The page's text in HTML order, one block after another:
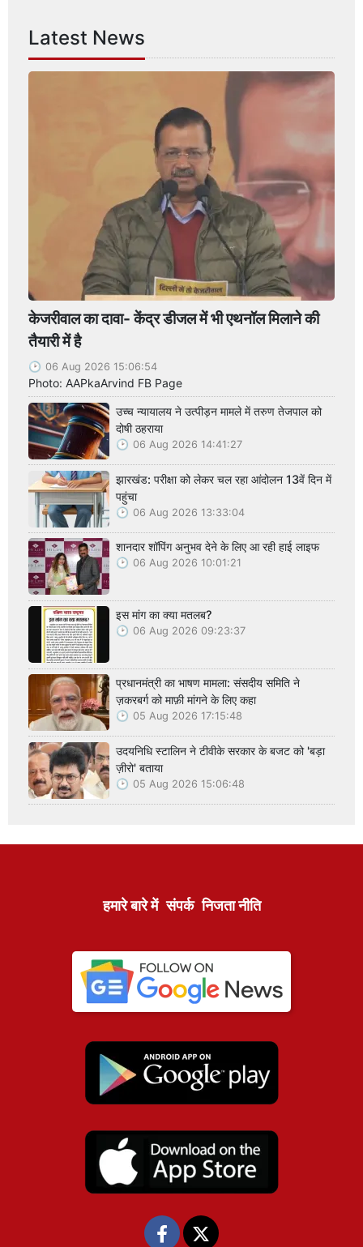
Latest News
केजरीवाल का दावा- केंद्र डीजल में भी एथनॉल मिलाने की
तैयारी में है
06 Aug 2026 15:06:54
Photo: AAPkaArvind FB Page
उच्च न्यायालय ने उत्पीड़न मामले में तरुण तेजपाल को
दोषी ठहराया
06 Aug 2026 14:41:27
झारखंड: परीक्षा को लेकर चल रहा आंदोलन 13वें दिन में
पहुंचा
06 Aug 2026 13:33:04
शानदार शॉपिंग अनुभव देने के लिए आ रही हाई लाइफ
06 Aug 2026 10:01:21
इस मांग का क्या मतलब?
06 Aug 2026 09:23:37
प्रधानमंत्री का भाषण मामला: संसदीय समिति ने
ज़करबर्ग को माफ़ी मांगने के लिए कहा
05 Aug 2026 17:15:48
उदयनिधि स्टालिन ने टीवीके सरकार के बजट को 'बड़ा
ज़ीरो' बताया
05 Aug 2026 15:06:48
हमारे बारे में संपर्क निजता नीति